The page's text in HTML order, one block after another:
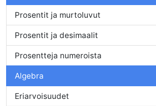
Prosentit ja murtoluvut
Prosentit ja desimaalit
Prosentteja numeroista
Algebra
Eriarvoisuudet